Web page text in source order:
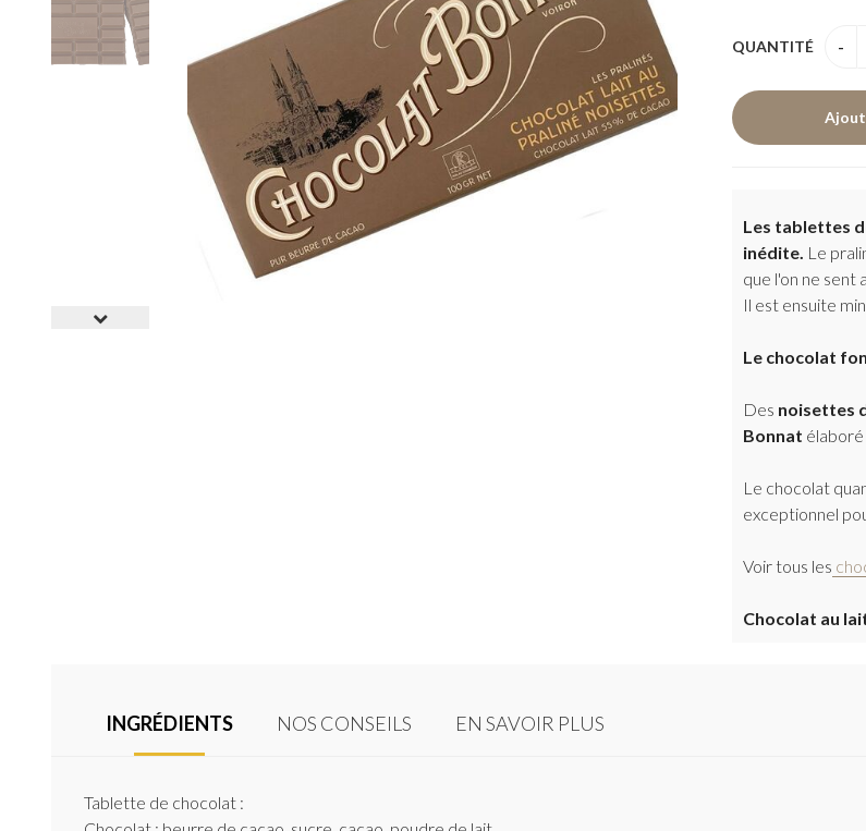
QUANTITÉ
Les tablettes
inédite. Le
que l'on ne sent
Il est ensuite
Le chocolat
Des noisettes
Bonnat
Le chocolat
exceptionnel
Voir tous les
Chocolat au
INGRÉDIENTS NOS CONSEILS EN SAVOIR PLUS
Tablette de chocolat :